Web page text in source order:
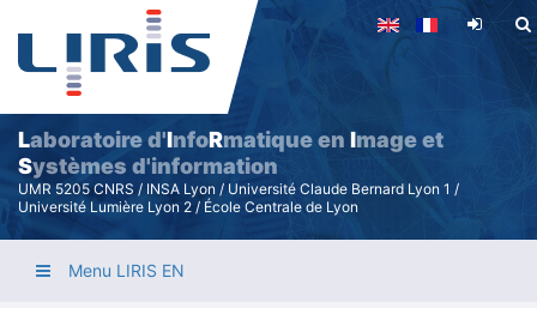
Skip
main
content
Laboratoire d'InfoRmatique en Image et
Systèmes d'information
UMR 5205 CNRS / INSA Lyon / Université Claude Bernard Lyon 1 /
Université Lumière Lyon 2 / École Centrale de Lyon
Menu LIRIS EN